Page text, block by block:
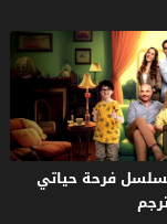
فرحة حياتي